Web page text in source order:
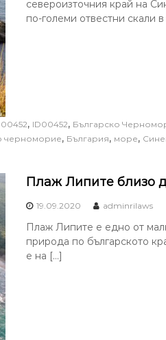
североизточния край на
по-големи отвестни скали
00452, ID00452, Българско
черноморие, България, море,
Плаж Липите близо
19.09.2020 adminrilaws
Плаж Липите е едно от
природа по българското
е на […]